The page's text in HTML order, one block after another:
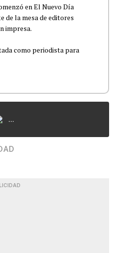
en El Nuevo Día
de la mesa de editores
impresa.
como periodista para
...